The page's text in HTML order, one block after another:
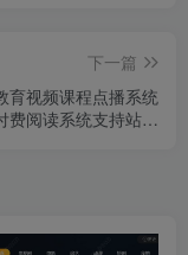
下一篇
育视频课程点播系统
费阅读系统支持站群